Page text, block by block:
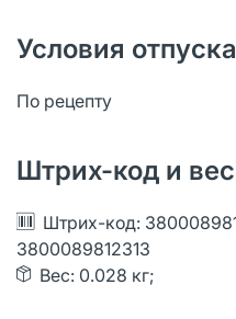
Условия
По рецепту
Штрих-код и вес
Штрих-код:
3800089812313
Вес: 0.028 кг;